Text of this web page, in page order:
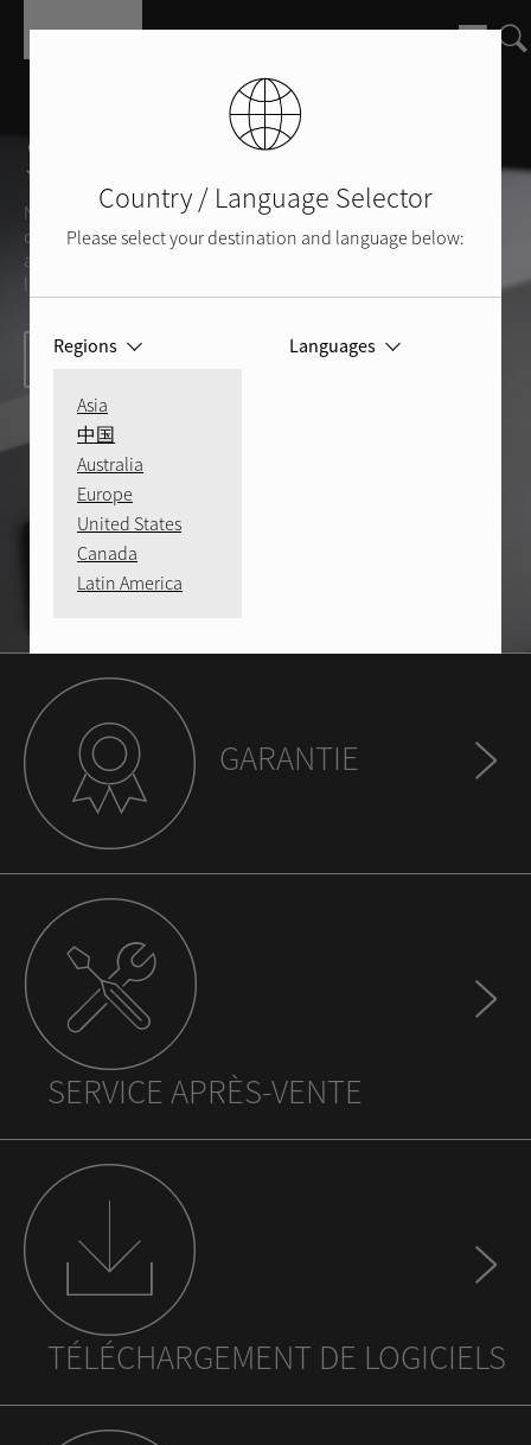
Support Rotel
Nous sommes à votre disposition, pour répondre aux
questions que pourraient vous inspirer vos produits et
appareils Rotel ou vous fournir des éclaircissements sur
l'univers et la qualité du son.
Contactez-nous dès aujourd'hui
GARANTIE
SERVICE APRÈS-VENTE
TÉLÉCHARGEMENT DE LOGICIELS
Country / Language Selector
Please select your destination and language below:
Regions
Asia
中国
Australia
Europe
United States
Canada
Latin America
Languages